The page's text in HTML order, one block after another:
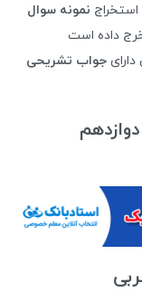
نمونه سوال
داده است
جواب تشریحی